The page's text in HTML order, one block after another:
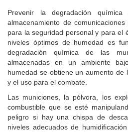
Prevenir la degradación
almacenamiento de
para la seguridad personal y para el
niveles óptimos de humedad es
degradación química de las
almacenadas en un ambiente
humedad se obtiene un aumento de
y el uso para el combate.
Las municiones, la pólvora, los
combustible que se esté
peligro si hay una chispa de
niveles adecuados de